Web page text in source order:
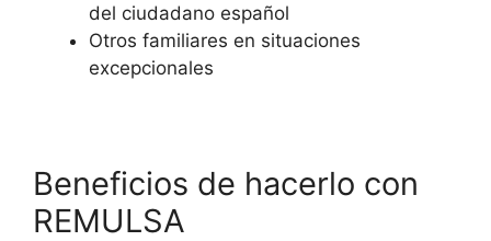
del ciudadano español
Otros familiares en situaciones
excepcionales
Beneficios de hacerlo con
REMULSA